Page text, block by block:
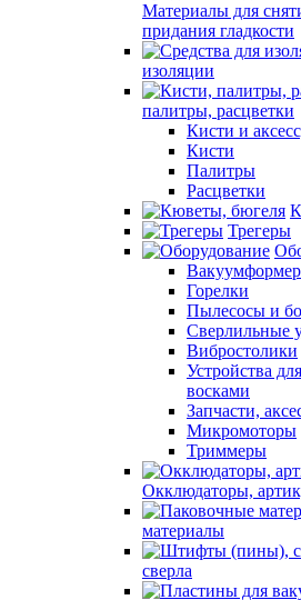
Материалы для
придания гладкости
изоляции
палитры, расцветки
Кисти и
Кисти
Палитры
Расцветки
Трегеры
Горелки
Пылесосы и
Сверлильные
Вибростолики
Устройства
восками
Запчасти,
Микромоторы
Триммеры
Окклюдаторы,
материалы
сверла